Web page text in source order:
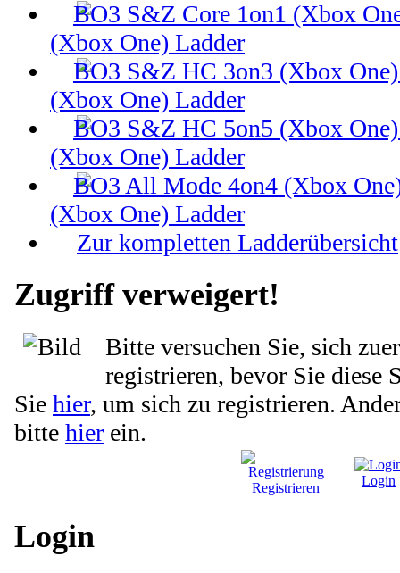
(Xbox One) Ladder
(Xbox One) Ladder
(Xbox One) Ladder
(Xbox One) Ladder
Zur kompletten Ladderübersicht
Zugriff verweigert!
Bitte versuchen Sie, sich
registrieren, bevor Sie diese
Sie hier, um sich zu registrieren.
bitte hier ein.
Registrieren Login
Login